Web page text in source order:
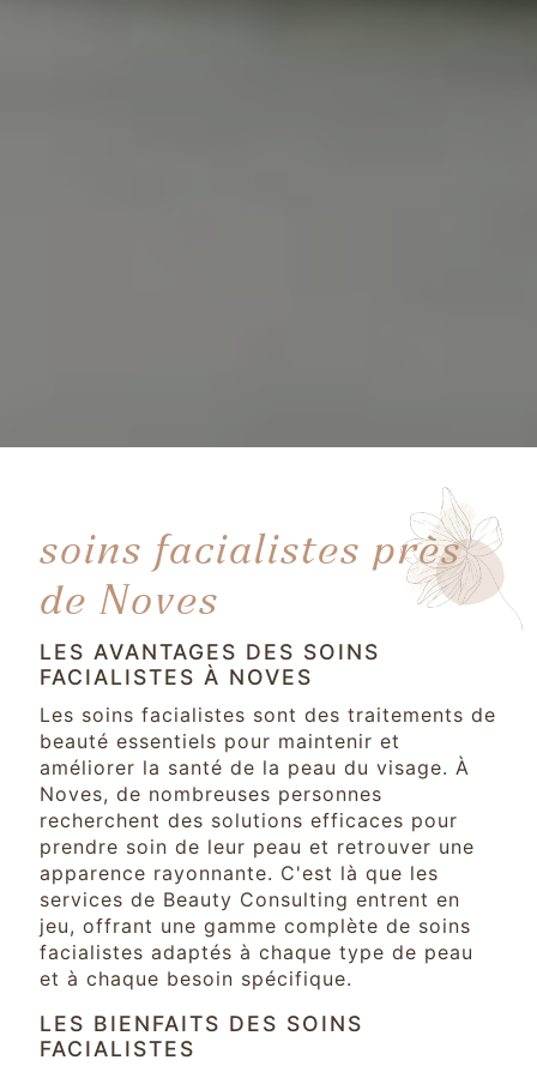
soins facialistes près
de Noves
LES AVANTAGES DES SOINS
FACIALISTES À NOVES
Les soins facialistes sont des traitements de
beauté essentiels pour maintenir et
améliorer la santé de la peau du visage. À
Noves, de nombreuses personnes
recherchent des solutions efficaces pour
prendre soin de leur peau et retrouver une
apparence rayonnante. C'est là que les
services de Beauty Consulting entrent en
jeu, offrant une gamme complète de soins
facialistes adaptés à chaque type de peau
et à chaque besoin spécifique.
LES BIENFAITS DES SOINS
FACIALISTES